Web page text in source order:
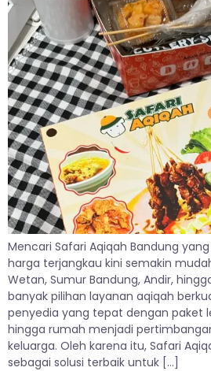
Mencari Safari Aqiqah Bandung
harga terjangkau kini semakin
Wetan, Sumur Bandung, Andir,
banyak pilihan layanan aqiqah
penyedia yang tepat dengan paket
hingga rumah menjadi
keluarga. Oleh karena itu, Safari
sebagai solusi terbaik untuk […]